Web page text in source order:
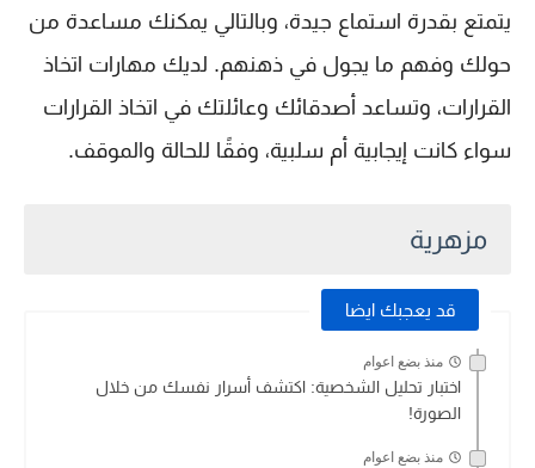
يتمتع بقدرة استماع جيدة، وبالتالي يمكنك مساعدة من
حولك وفهم ما يجول في ذهنهم. لديك مهارات اتخاذ
القرارات، وتساعد أصدقائك وعائلتك في اتخاذ القرارات
سواء كانت إيجابية أم سلبية، وفقًا للحالة والموقف.
مزهرية
قد يعجبك ايضا
منذ بضع اعوام
اختبار تحليل الشخصية: اكتشف أسرار نفسك من خلال
الصورة!
منذ بضع اعوام